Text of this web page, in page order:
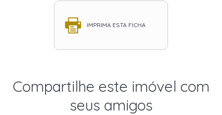
IMPRIMA ESTA FICHA
Compartilhe este imóvel com
seus amigos